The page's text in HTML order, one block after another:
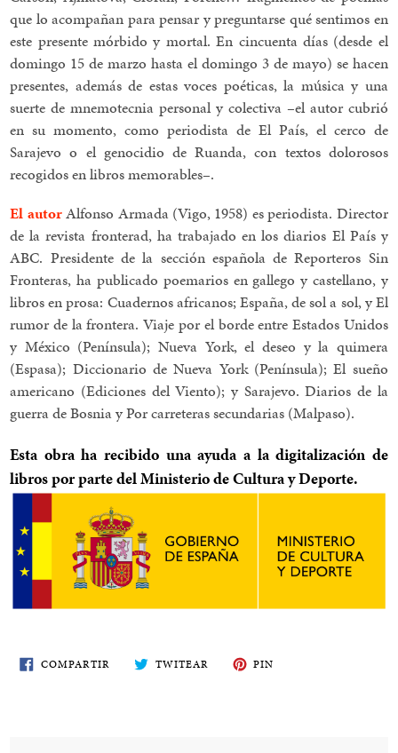
que lo acompañan para pensar y preguntarse qué sentimos en
este presente mórbido y mortal. En cincuenta días (desde el
domingo 15 de marzo hasta el domingo 3 de mayo) se hacen
presentes, además de estas voces poéticas, la música y una
suerte de mnemotecnia personal y colectiva –el autor cubrió
en su momento, como periodista de El País, el cerco de
Sarajevo o el genocidio de Ruanda, con textos dolorosos
recogidos en libros memorables–.
El autorAlfonso Armada (Vigo, 1958) es periodista. Director
de la revista fronterad, ha trabajado en los diarios El País y
ABC. Presidente de la sección española de Reporteros Sin
Fronteras, ha publicado poemarios en gallego y castellano, y
libros en prosa: Cuadernos africanos; España, de sol a sol, y El
rumor de la frontera. Viaje por el borde entre Estados Unidos
y México (Península); Nueva York, el deseo y la quimera
(Espasa); Diccionario de Nueva York (Península); El sueño
americano (Ediciones del Viento); y Sarajevo. Diarios de la
guerra de Bosnia y Por carreteras secundarias (Malpaso).
Esta obra ha recibido una ayuda a la digitalización de
libros por parte del Ministerio de Cultura y Deporte.
COMPARTIR COMPARTE
EN
TWITEAR TWITEA
EN
PIN